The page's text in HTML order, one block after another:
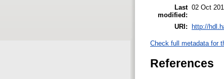
Last
modified:
02 Oct
URI: http://
Check full metadata for
References